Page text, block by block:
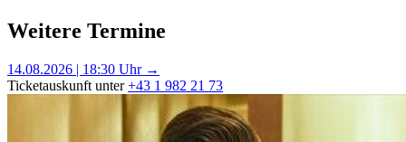
Weitere Termine
14.08.2026 | 18:30 Uhr →
Ticketauskunft unter+43 1 982 21 73